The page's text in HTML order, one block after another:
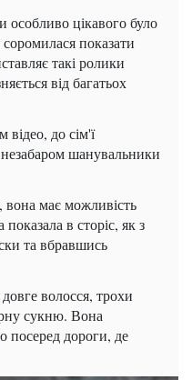
особливо цікавого було
показати
такі ролики
від багатьох
до сім'ї
шанувальники
вона має можливість
в сторіс, як з
та вбравшись
волосся, трохи
сукню. Вона
посеред дороги, де